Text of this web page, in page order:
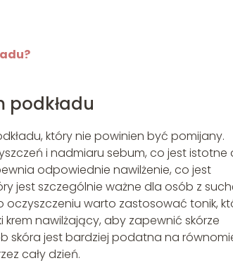
podkładu
który nie powinien być pomijany.
i nadmiaru sebum, co jest istotne
odpowiednie nawilżenie, co jest
jest szczególnie ważne dla osób z
oczyszczeniu warto zastosować tonik,
krem nawilżający, aby zapewnić skórze
skóra jest bardziej podatna na
cały dzień.